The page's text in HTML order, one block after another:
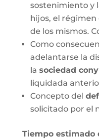
sostenimiento y
hijos, el régimen
de los mismos.
Como
adelantarse la
la sociedad
liquidada
Concepto del
solicitado por el
Tiempo estimado